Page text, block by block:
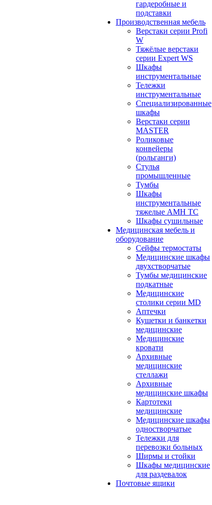
гардеробные и
подставки
Производственная мебель
Верстаки серии Profi
W
Тяжёлые верстаки
серии Expert WS
Шкафы
инструментальные
Тележки
инструментальные
Cпециализированные
шкафы
Верстаки серии
MASTER
Роликовые
конвейеры
(рольганги)
Стулья
промышленные
Тумбы
Шкафы
инструментальные
тяжелые АМН ТС
Шкафы сушильные
Медицинская мебель и
оборудование
Сейфы термостаты
Медицинские шкафы
двухстворчатые
Тумбы медицинские
подкатные
Медицинские
столики серии MD
Аптечки
Кушетки и банкетки
медицинские
Медицинские
кровати
Архивные
медицинские
стеллажи
Архивные
медицинские шкафы
Картотеки
медицинские
Медицинские шкафы
одностворчатые
Тележки для
перевозки больных
Ширмы и стойки
Шкафы медицинские
для раздевалок
Почтовые ящики